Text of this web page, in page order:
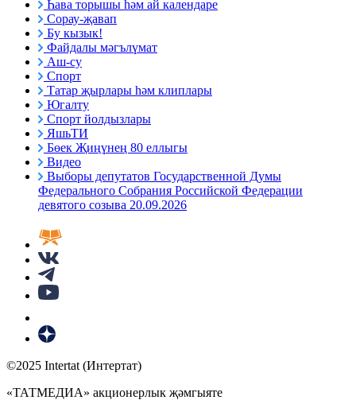
Һава торышы һәм ай календаре
Сорау-җавап
Бу кызык!
Файдалы мәгълүмат
Аш-су
Спорт
Татар җырлары һәм клиплары
Югалту
Спорт йолдызлары
ЯшьТИ
Бөек Җиңүнең 80 еллыгы
Видео
Выборы депутатов Государственной Думы
Федерального Собрания Российской Федерации
девятого созыва 20.09.2026
©2025 Intertat (Интертат)
«ТАТМЕДИА» акционерлык җәмгыяте